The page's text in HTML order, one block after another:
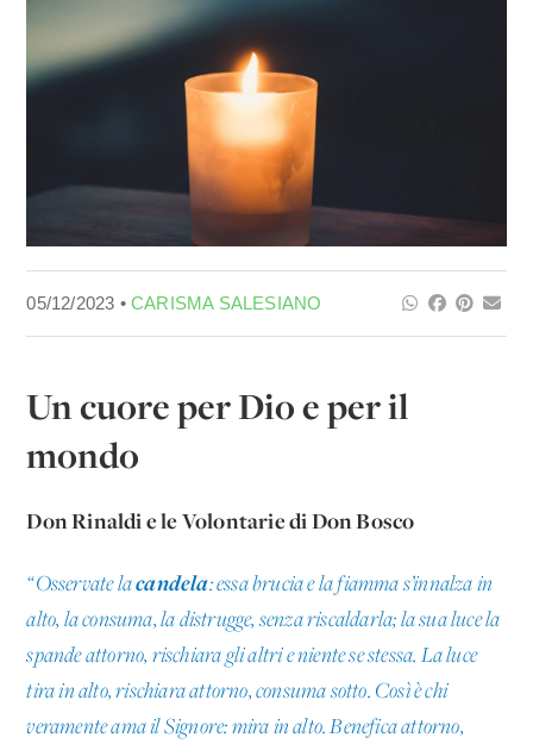
05/12/2023 •CARISMA SALESIANO
Un cuore per Dio e per il
mondo
Don Rinaldi e le Volontarie di Don Bosco
“Osservate lacandela: essa brucia e la fiamma s’innalza in
alto, la consuma, la distrugge, senza riscaldarla; la sua luce la
spande attorno, rischiara gli altri e niente se stessa. La luce
tira in alto, rischiara attorno, consuma sotto. Così è chi
veramente ama il Signore: mira in alto. Benefica attorno,